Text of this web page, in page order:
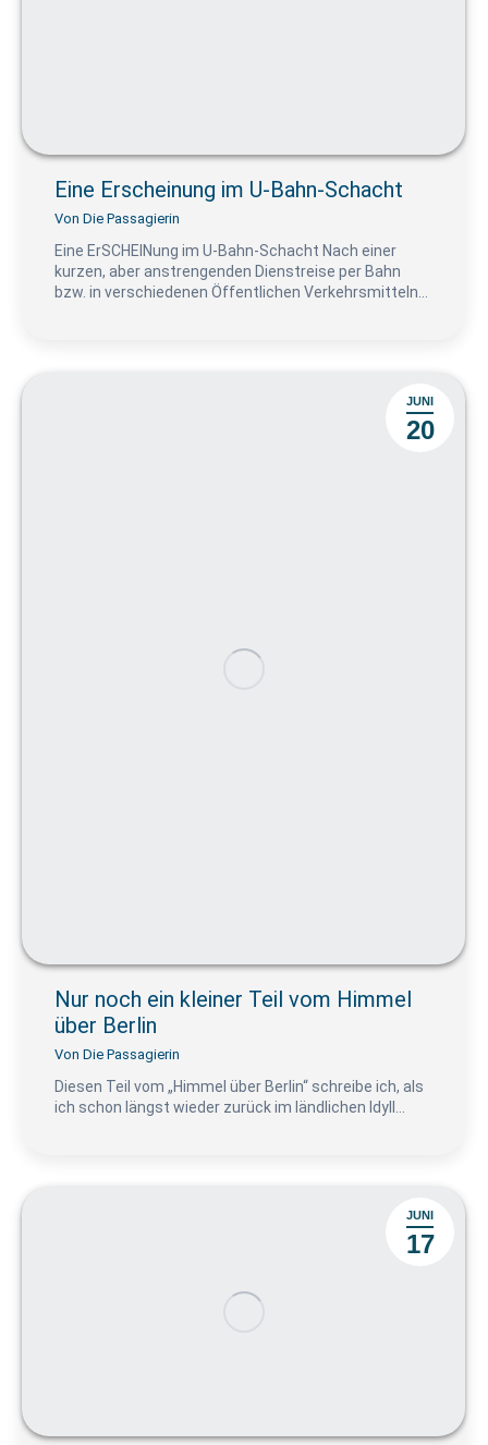
Eine Erscheinung im U-Bahn-Schacht
Von Die Passagierin
Eine ErSCHEINung im U-Bahn-Schacht Nach einer
kurzen, aber anstrengenden Dienstreise per Bahn
bzw. in verschiedenen Öffentlichen Verkehrsmitteln…
JUNI
20
Nur noch ein kleiner Teil vom Himmel
über Berlin
Von Die Passagierin
Diesen Teil vom „Himmel über Berlin“ schreibe ich, als
ich schon längst wieder zurück im ländlichen Idyll…
JUNI
17